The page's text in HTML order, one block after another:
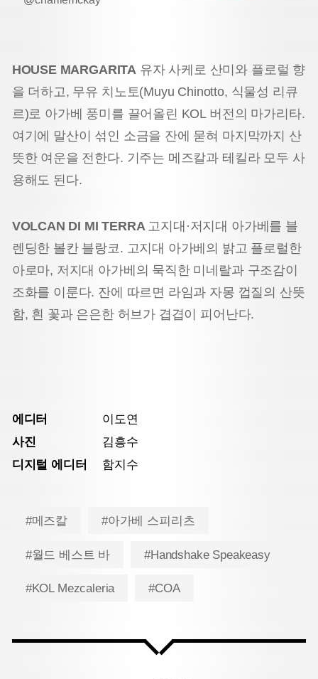
HOUSE MARGARITA 유자 사케로 산미와 플로럴 향
을 더하고, 무유 치노토(Muyu Chinotto, 식물성 리큐
르)로 아가베 풍미를 끌어올린 KOL 버전의 마가리타.
여기에 말산이 섞인 소금을 잔에 묻혀 마지막까지 산
뜻한 여운을 전한다. 기주는 메즈칼과 테킬라 모두 사
용해도 된다.
VOLCAN DI MI TERRA 고지대·저지대 아가베를 블
렌딩한 볼칸 블랑코. 고지대 아가베의 밝고 플로럴한
아로마, 저지대 아가베의 묵직한 미네랄과 구조감이
조화를 이룬다. 잔에 따르면 라임과 자몽 껍질의 산뜻
함, 흰 꽃과 은은한 허브가 겹겹이 피어난다.
에디터
이도연
사진
김흥수
디지털 에디터
함지수
#메즈칼 #아가베 스피리츠
#월드 베스트 바 #Handshake Speakeasy
#KOL Mezcaleria #COA